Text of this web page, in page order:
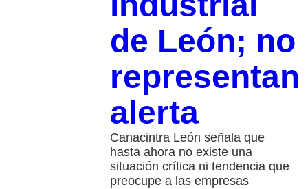
de León; no
representan
alerta
Canacintra León señala que
hasta ahora no existe una
situación crítica ni tendencia que
preocupe a las empresas